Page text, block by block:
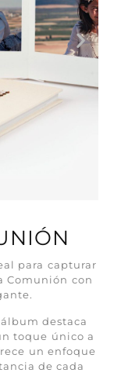
para capturar
Comunión con
destaca
toque único a
un enfoque
de cada